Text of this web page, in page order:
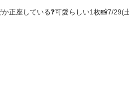
正座している❓可愛らしい1枚📸7/